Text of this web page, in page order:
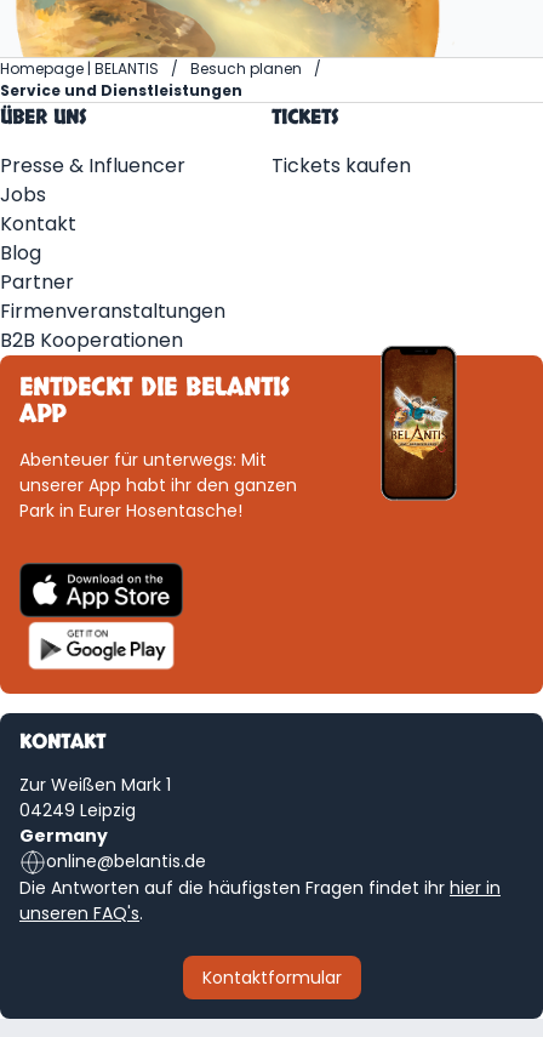
Homepage | BELANTIS
Besuch planen
Service und Dienstleistungen
ÜBER UNS
Presse & Influencer
Jobs
Kontakt
Blog
Partner
Firmenveranstaltungen
B2B Kooperationen
TICKETS
Tickets kaufen
ENTDECKT DIE BELANTIS
APP
Abenteuer für unterwegs: Mit
unserer App habt ihr den ganzen
Park in Eurer Hosentasche!
KONTAKT
Zur Weißen Mark 1
04249 Leipzig
Germany
online@belantis.de
Die Antworten auf die häufigsten Fragen findet ihr hier in
unseren FAQ's.
Kontaktformular